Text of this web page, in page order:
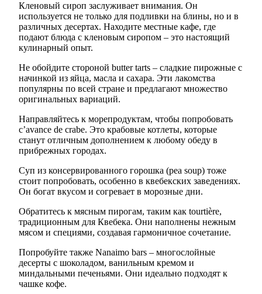
Кленовый сироп заслуживает внимания. Он
используется не только для подливки на блины, но и в
различных десертах. Находите местные кафе, где
подают блюда с кленовым сиропом – это настоящий
кулинарный опыт.
Не обойдите стороной butter tarts – сладкие пирожные с
начинкой из яйца, масла и сахара. Эти лакомства
популярны по всей стране и предлагают множество
оригинальных вариаций.
Направляйтесь к морепродуктам, чтобы попробовать
с’avance de crabe. Это крабовые котлеты, которые
станут отличным дополнением к любому обеду в
прибрежных городах.
Суп из консервированного горошка (pea soup) тоже
стоит попробовать, особенно в квебекских заведениях.
Он богат вкусом и согревает в морозные дни.
Обратитесь к мясным пирогам, таким как tourtière,
традиционным для Квебека. Они наполнены нежным
мясом и специями, создавая гармоничное сочетание.
Попробуйте также Nanaimo bars – многослойные
десерты с шоколадом, ванильным кремом и
миндальными печеньями. Они идеально подходят к
чашке кофе.